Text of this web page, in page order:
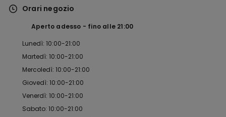
Orari negozio
Aperto adesso fino alle 21:00
Lunedì: 10:00-21:00
Martedì: 10:00-21:00
Mercoledì: 10:00-21:00
Giovedì: 10:00-21:00
Venerdì: 10:00-21:00
Sabato: 10:00-21:00